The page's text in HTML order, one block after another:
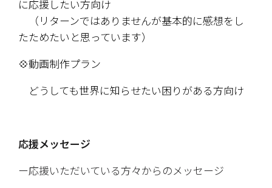
に応援したい方向け
（リターンではありませんが基本的に感想をし
たためたいと思っています）
💠動画制作プラン
どうしても世界に知らせたい困りがある方向け
応援メッセージ
ー応援いただいている方々からのメッセージ